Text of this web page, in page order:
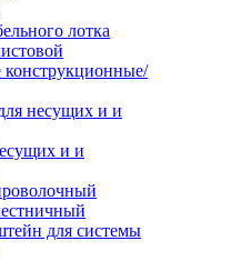
лотка
несущих и и
и и
для системы